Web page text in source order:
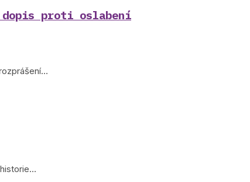
dopis proti oslabení